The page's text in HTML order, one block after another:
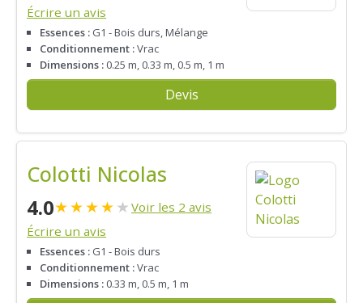
Écrire un avis
Essences : G1 - Bois durs, Mélange
Conditionnement :Vrac
Dimensions : 0.25 m, 0.33 m, 0.5 m, 1 m
Devis
Colotti Nicolas
4.0★★★★★ Voir les 2 avis
Écrire un avis
Essences : G1 - Bois durs
Conditionnement :Vrac
Dimensions : 0.33 m, 0.5 m, 1 m